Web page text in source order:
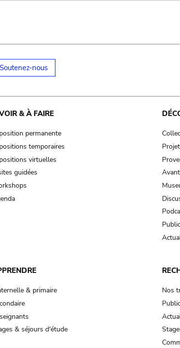
Soutenez-nous
& À FAIRE
permanente
temporaires
virtuelles
guidées
& primaire
& séjours d'étude
Nos